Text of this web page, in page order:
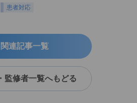
患者対応
関連記事一覧
監修者一覧へもどる